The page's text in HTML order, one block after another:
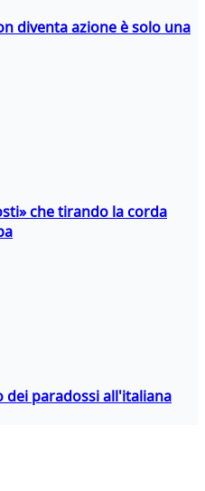
diventa azione è solo una
che tirando la corda
dei paradossi all'italiana